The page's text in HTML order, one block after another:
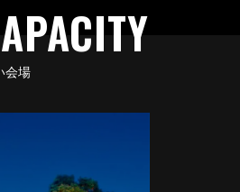
会場